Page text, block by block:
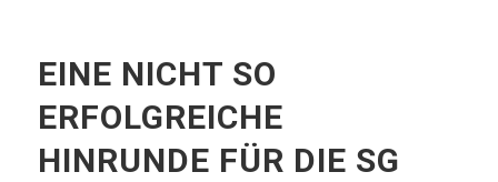
EINE NICHT SO
ERFOLGREICHE
HINRUNDE FÜR DIE SG